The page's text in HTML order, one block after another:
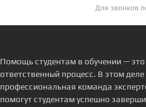
Для звонков
Помощь студентам в обучении —
ответственный процесс. В этом
профессиональная команда
помогут студентам успешно